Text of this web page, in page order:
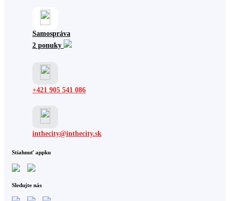
Samospráva
2 ponuky
+421 905 541 086
inthecity@inthecity.sk
Stiahnuť appku
Sledujte nás